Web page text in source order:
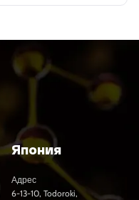
Япония
Адрес
6-13-10, Todoroki,